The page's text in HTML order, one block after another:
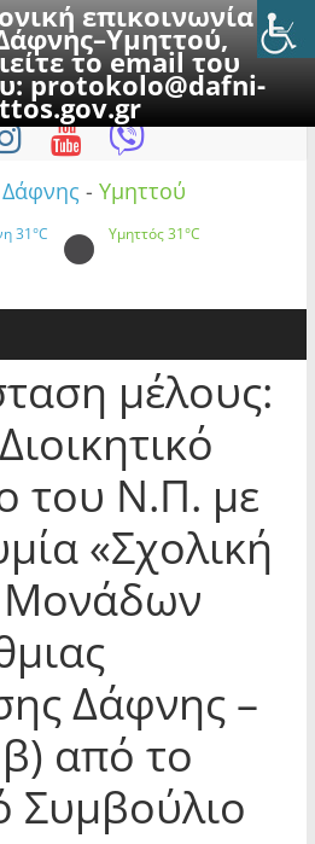
επικοινωνία με
το email του
protokolo@dafni-
8 Αυγούστου 2026
Δάφνης - Υμηττού
31°C Υμηττός31°C
μέλους:
του Ν.Π. με
«Σχολική
Μονάδων
Δάφνης –
από το
Συμβούλιο